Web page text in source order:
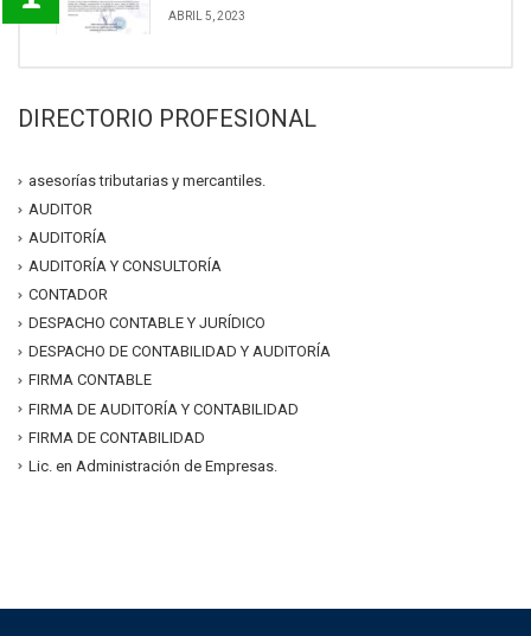
ABRIL 5, 2023
DIRECTORIO PROFESIONAL
asesorías tributarias y mercantiles.
AUDITOR
AUDITORÍA
AUDITORÍA Y CONSULTORÍA
CONTADOR
DESPACHO CONTABLE Y JURÍDICO
DESPACHO DE CONTABILIDAD Y AUDITORÍA
FIRMA CONTABLE
FIRMA DE AUDITORÍA Y CONTABILIDAD
FIRMA DE CONTABILIDAD
Lic. en Administración de Empresas.